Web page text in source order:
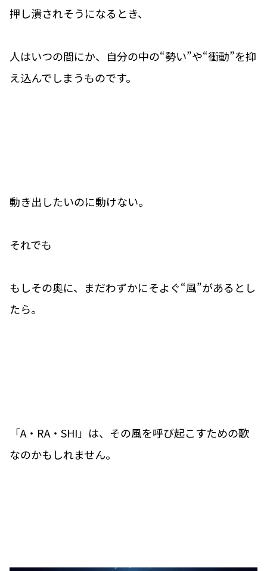
押し潰されそうになるとき、
人はいつの間にか、自分の中の“勢い”や“衝動”を抑
え込んでしまうものです。
動き出したいのに動けない。
それでも――
もしその奥に、まだわずかにそよぐ“風”があるとし
たら。
「A・RA・SHI」は、その風を呼び起こすための歌
なのかもしれません。